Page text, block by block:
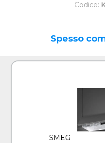
Codice:
Spesso
SMEG